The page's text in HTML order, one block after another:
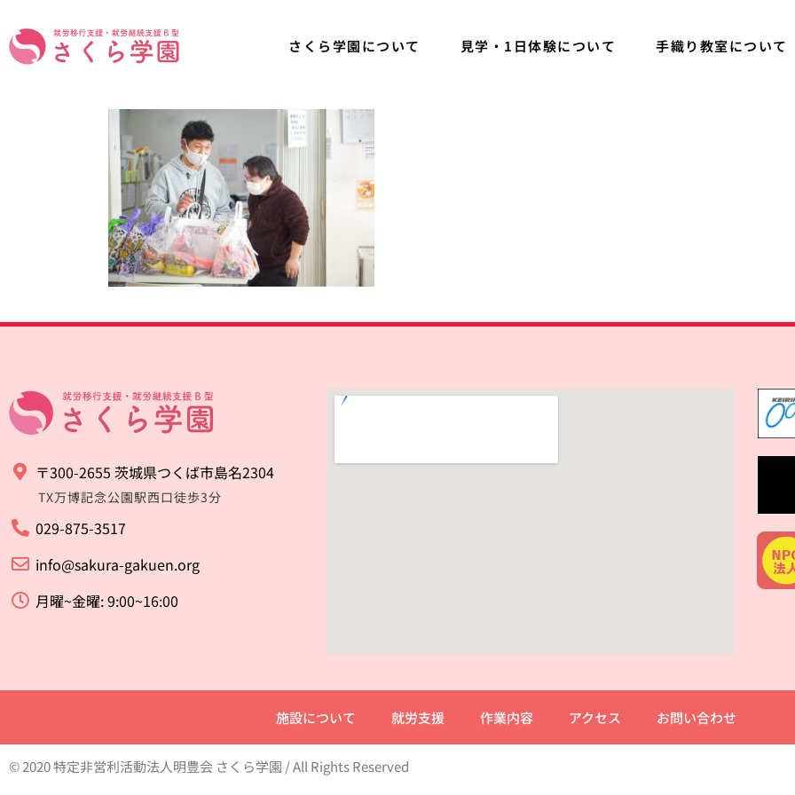
さくら学園について 見学・1日体験について 手織り教室について
〒300-2655 茨城県つくば市島名2304
TX万博記念公園駅西口徒歩3分
029-875-3517
info@sakura-gakuen.org
月曜~金曜: 9:00~16:00
施設について 就労支援 作業内容 アクセス お問い合わせ
© 2020 特定非営利活動法人明豊会 さくら学園 / All Rights Reserved